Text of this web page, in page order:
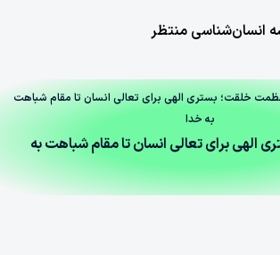
انسان‌شناسی منتظر
خلقت؛ بستری الهی برای تعالی انسان تا مقام شباهت
به خدا
برای تعالی انسان تا مقام شباهت به